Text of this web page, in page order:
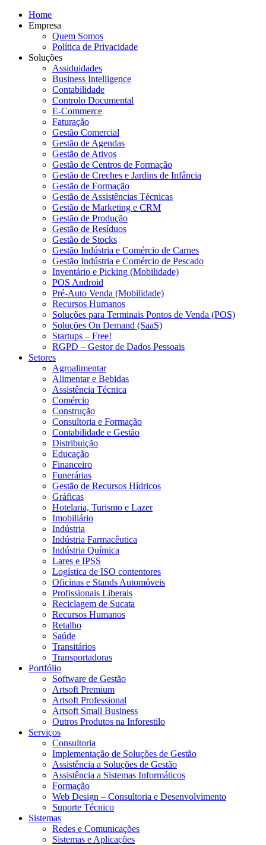
Home
Empresa
Quem Somos
Política de Privacidade
Soluções
Assiduidades
Business Intelligence
Contabilidade
Controlo Documental
E-Commerce
Faturação
Gestão Comercial
Gestão de Agendas
Gestão de Ativos
Gestão de Centros de Formação
Gestão de Creches e Jardins de Infância
Gestão de Formação
Gestão de Assistências Técnicas
Gestão de Marketing e CRM
Gestão de Produção
Gestão de Resíduos
Gestão de Stocks
Gestão Indústria e Comércio de Carnes
Gestão Indústria e Comércio de Pescado
Inventário e Picking (Mobilidade)
POS Android
Pré-Auto Venda (Mobilidade)
Recursos Humanos
Soluções para Terminais Pontos de Venda (POS)
Soluções On Demand (SaaS)
Startups – Free!
RGPD – Gestor de Dados Pessoais
Setores
Agroalimentar
Alimentar e Bebidas
Assistência Técnica
Comércio
Construção
Consultoria e Formação
Contabilidade e Gestão
Distribuição
Educação
Financeiro
Funerárias
Gestão de Recursos Hídricos
Gráficas
Hotelaria, Turismo e Lazer
Imobiliário
Indústria
Indústria Farmacêutica
Indústria Química
Lares e IPSS
Logística de ISO contentores
Oficinas e Stands Automóveis
Profissionais Liberais
Reciclagem de Sucata
Recursos Humanos
Retalho
Saúde
Transitários
Transportadoras
Portfólio
Software de Gestão
Artsoft Premium
Artsoft Professional
Artsoft Small Business
Outros Produtos na Inforestilo
Serviços
Consultoria
Implementação de Soluções de Gestão
Assistência a Soluções de Gestão
Assistência a Sistemas Informáticos
Formação
Web Design – Consultoria e Desenvolvimento
Suporte Técnico
Sistemas
Redes e Comunicações
Sistemas e Aplicações